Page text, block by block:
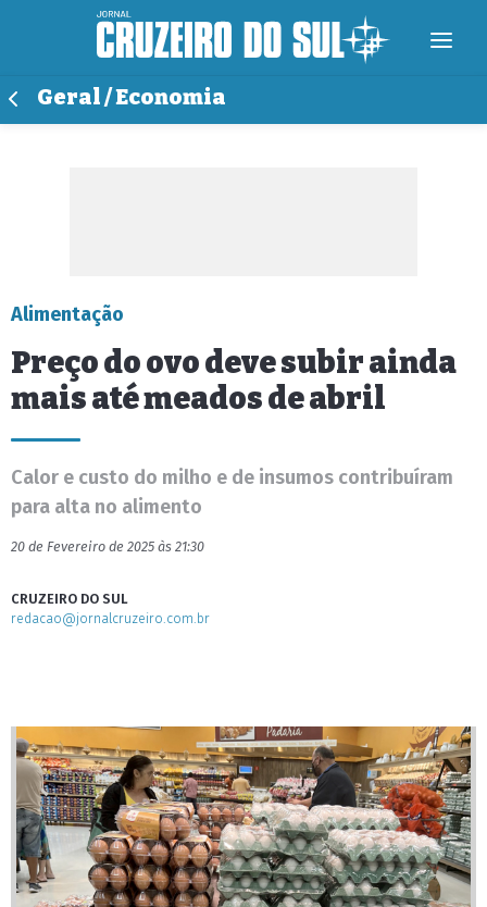
Geral / Economia
Alimentação
Preço do ovo deve subir ainda
mais até meados de abril
Calor e custo do milho e de insumos contribuíram
para alta no alimento
20 de Fevereiro de 2025 às 21:30
CRUZEIRO DO SUL
redacao@jornalcruzeiro.com.br